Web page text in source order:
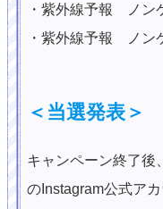
・紫外線予報 ノン
・紫外線予報 ノン
＜当選発表＞
キャンペーン終了後
のInstagram公式ア